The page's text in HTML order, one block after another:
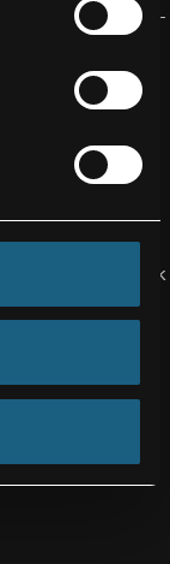
und Branding-
Upgrade in
werden.
Kunde von
im Herbst ein
modernen Optik
kürzere